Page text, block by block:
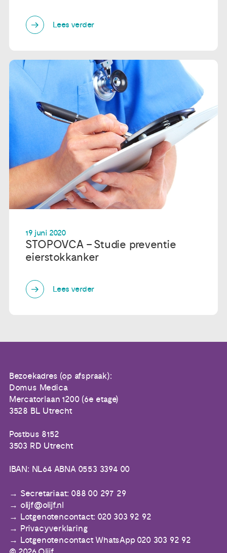
Lees verder
19 juni 2020
STOPOVCA – Studie preventie
eierstokkanker
Lees verder
Bezoekadres (op afspraak):
Domus Medica
Mercatorlaan 1200 (6e etage)
3528 BL Utrecht
Postbus 8152
3503 RD Utrecht
IBAN: NL64 ABNA 0553 3394 00
Secretariaat: 088 00 297 29
olijf@olijf.nl
Lotgenotencontact: 020 303 92 92
Privacyverklaring
Lotgenotencontact WhatsApp 020 303 92 92